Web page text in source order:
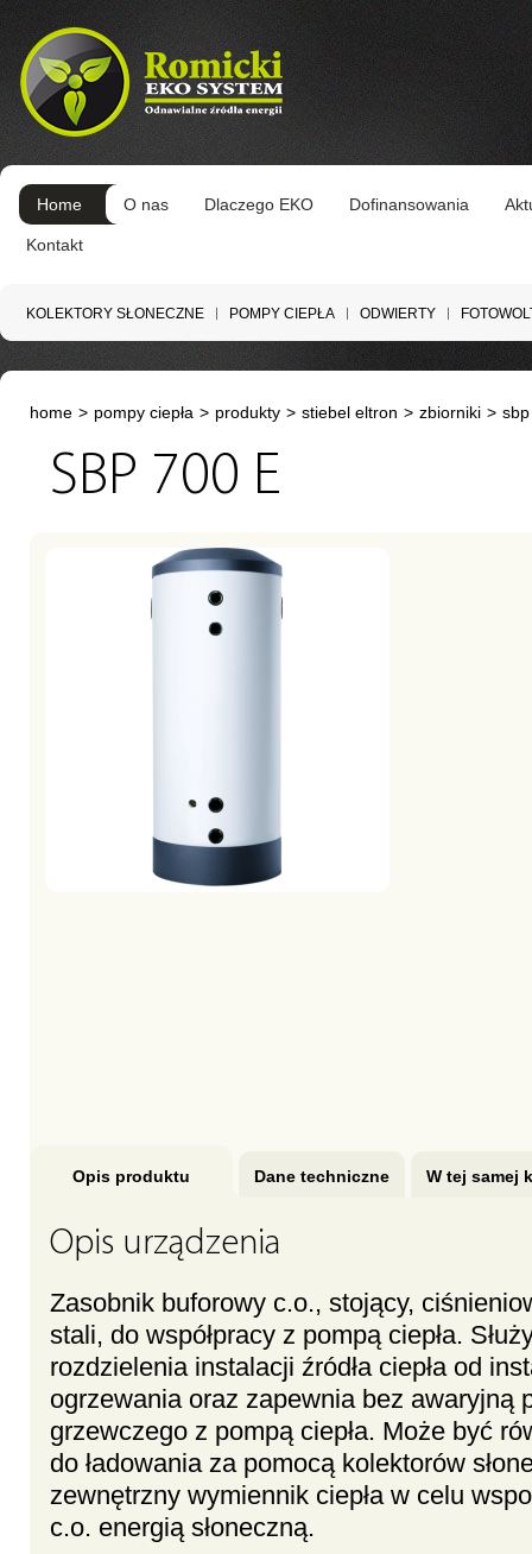
Home O nas Dlaczego EKO Dofinansowania
Kontakt
KOLEKTORY SŁONECZNE POMPY CIEPŁA ODWIERTY
home > pompy ciepła > produkty > stiebel eltron > zbiorniki >
SBP 700 E
Opis produktu Dane techniczne W tej samej
Opis urządzenia
Zasobnik buforowy c.o., stojący,
stali, do współpracy z pompą ciepła.
rozdzielenia instalacji źródła ciepła od
ogrzewania oraz zapewnia bez awaryjną
grzewczego z pompą ciepła. Może być
do ładowania za pomocą kolektorów
zewnętrzny wymiennik ciepła w celu
c.o. energią słoneczną.